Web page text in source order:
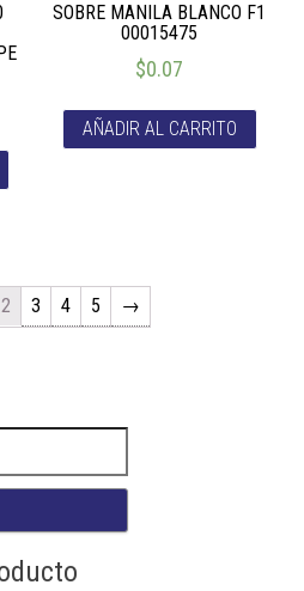
SOBRE MANILA BLANCO F1
00015475
$0.07
AÑADIR AL CARRITO
2 3 4 5 →